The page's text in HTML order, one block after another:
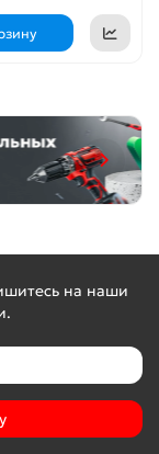
на наши